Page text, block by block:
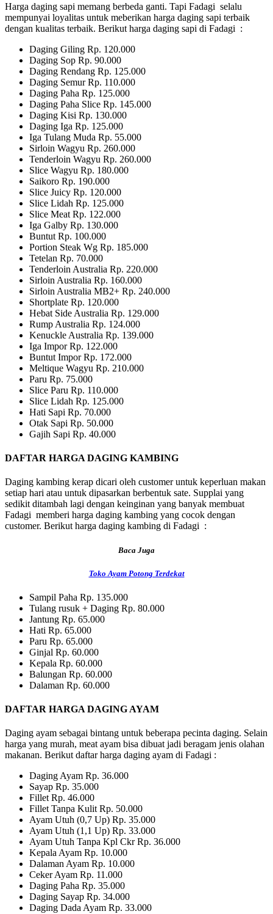
Harga daging sapi memang berbeda ganti. Tapi Fadagi selalu
mempunyai loyalitas untuk meberikan harga daging sapi terbaik
dengan kualitas terbaik. Berikut harga daging sapi di Fadagi :
Daging Giling Rp. 120.000
Daging Sop Rp. 90.000
Daging Rendang Rp. 125.000
Daging Semur Rp. 110.000
Daging Paha Rp. 125.000
Daging Paha Slice Rp. 145.000
Daging Kisi Rp. 130.000
Daging Iga Rp. 125.000
Iga Tulang Muda Rp. 55.000
Sirloin Wagyu Rp. 260.000
Tenderloin Wagyu Rp. 260.000
Slice Wagyu Rp. 180.000
Saikoro Rp. 190.000
Slice Juicy Rp. 120.000
Slice Lidah Rp. 125.000
Slice Meat Rp. 122.000
Iga Galby Rp. 130.000
Buntut Rp. 100.000
Portion Steak Wg Rp. 185.000
Tetelan Rp. 70.000
Tenderloin Australia Rp. 220.000
Sirloin Australia Rp. 160.000
Sirloin Australia MB2+ Rp. 240.000
Shortplate Rp. 120.000
Hebat Side Australia Rp. 129.000
Rump Australia Rp. 124.000
Kenuckle Australia Rp. 139.000
Iga Impor Rp. 122.000
Buntut Impor Rp. 172.000
Meltique Wagyu Rp. 210.000
Paru Rp. 75.000
Slice Paru Rp. 110.000
Slice Lidah Rp. 125.000
Hati Sapi Rp. 70.000
Otak Sapi Rp. 50.000
Gajih Sapi Rp. 40.000
DAFTAR HARGA DAGING KAMBING
Daging kambing kerap dicari oleh customer untuk keperluan makan
setiap hari atau untuk dipasarkan berbentuk sate. Supplai yang
sedikit ditambah lagi dengan keinginan yang banyak membuat
Fadagi memberi harga daging kambing yang cocok dengan
customer. Berikut harga daging kambing di Fadagi :
Baca Juga
Toko Ayam Potong Terdekat
Sampil Paha Rp. 135.000
Tulang rusuk + Daging Rp. 80.000
Jantung Rp. 65.000
Hati Rp. 65.000
Paru Rp. 65.000
Ginjal Rp. 60.000
Kepala Rp. 60.000
Balungan Rp. 60.000
Dalaman Rp. 60.000
DAFTAR HARGA DAGING AYAM
Daging ayam sebagai bintang untuk beberapa pecinta daging. Selain
harga yang murah, meat ayam bisa dibuat jadi beragam jenis olahan
makanan. Berikut daftar harga daging ayam di Fadagi :
Daging Ayam Rp. 36.000
Sayap Rp. 35.000
Fillet Rp. 46.000
Fillet Tanpa Kulit Rp. 50.000
Ayam Utuh (0,7 Up) Rp. 35.000
Ayam Utuh (1,1 Up) Rp. 33.000
Ayam Utuh Tanpa Kpl Ckr Rp. 36.000
Kepala Ayam Rp. 10.000
Dalaman Ayam Rp. 10.000
Ceker Ayam Rp. 11.000
Daging Paha Rp. 35.000
Daging Sayap Rp. 34.000
Daging Dada Ayam Rp. 33.000